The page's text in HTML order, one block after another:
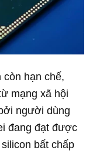
còn hạn chế,
mạng xã hội
người dùng
đang đạt được
bất chấp